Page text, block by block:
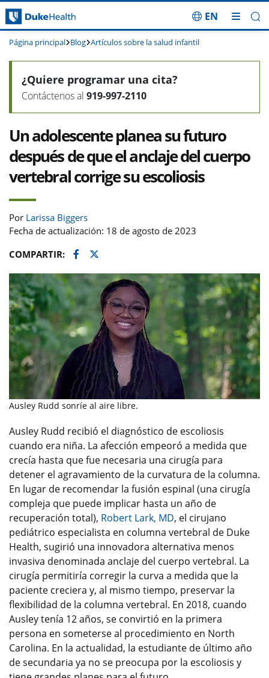
Saltar navegación
EN
Página principal Blog Artículos sobre la salud infantil
Un adolescente planea su futuro
después de que el anclaje del cuerpo
vertebral corrige su escoliosis
Por Larissa Biggers
Fecha de actualización: 18 de agosto de 2023
COMPARTIR:
Facebook
Twitter
¿Quiere programar una cita?
Contáctenos al 919-997-2110
Ausley Rudd sonríe al aire libre.
Ausley Rudd recibió el diagnóstico de escoliosis
cuando era niña. La afección empeoró a medida que
crecía hasta que fue necesaria una cirugía para
detener el agravamiento de la curvatura de la columna.
En lugar de recomendar la fusión espinal (una cirugía
compleja que puede implicar hasta un año de
recuperación total), Robert Lark, MD, el cirujano
pediátrico especialista en columna vertebral de Duke
Health, sugirió una innovadora alternativa menos
invasiva denominada anclaje del cuerpo vertebral. La
cirugía permitiría corregir la curva a medida que la
paciente creciera y, al mismo tiempo, preservar la
flexibilidad de la columna vertebral. En 2018, cuando
Ausley tenía 12 años, se convirtió en la primera
persona en someterse al procedimiento en North
Carolina. En la actualidad, la estudiante de último año
de secundaria ya no se preocupa por la escoliosis y